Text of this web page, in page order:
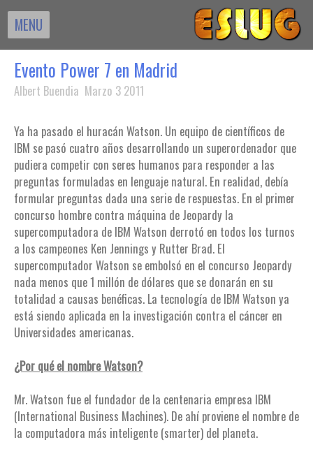
MENU
Evento Power 7 en Madrid
Albert Buendia Marzo 3 2011
Ya ha pasado el huracán Watson. Un equipo de científicos de
IBM se pasó cuatro años desarrollando un superordenador que
pudiera competir con seres humanos para responder a las
preguntas formuladas en lenguaje natural. En realidad, debía
formular preguntas dada una serie de respuestas. En el primer
concurso hombre contra máquina de Jeopardy la
supercomputadora de IBM Watson derrotó en todos los turnos
a los campeones Ken Jennings y Rutter Brad. El
supercomputador Watson se embolsó en el concurso Jeopardy
nada menos que 1 millón de dólares que se donarán en su
totalidad a causas benéficas. La tecnología de IBM Watson ya
está siendo aplicada en la investigación contra el cáncer en
Universidades americanas.
¿Por qué el nombre Watson?
Mr. Watson fue el fundador de la centenaria empresa IBM
(International Business Machines). De ahí proviene el nombre de
la computadora más inteligente (smarter) del planeta.